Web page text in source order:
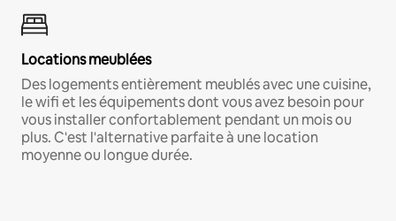
Locations meublées
Des logements entièrement meublés avec une cuisine,
le wifi et les équipements dont vous avez besoin pour
vous installer confortablement pendant un mois ou
plus. C'est l'alternative parfaite à une location
moyenne ou longue durée.